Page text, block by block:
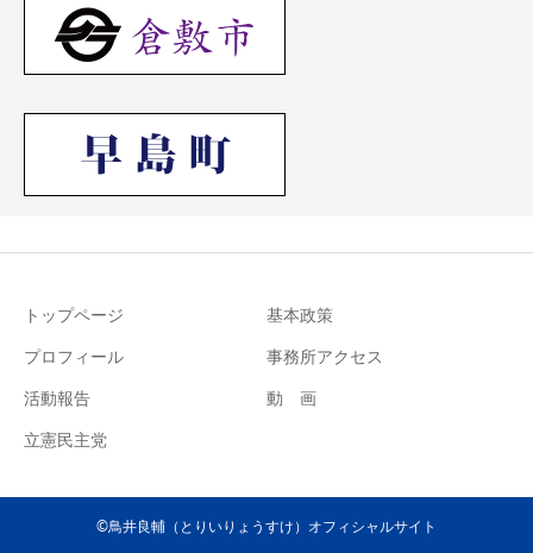
トップページ
基本政策
プロフィール
事務所アクセス
活動報告
動 画
立憲民主党
©鳥井良輔（とりいりょうすけ）オフィシャルサイト